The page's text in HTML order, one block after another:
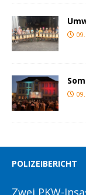
POLIZEIBERICHT